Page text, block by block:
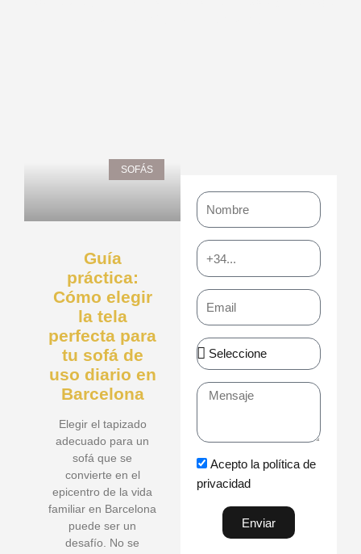
SOFÁS
Guía
práctica:
Cómo elegir
la tela
perfecta para
tu sofá de
uso diario en
Barcelona
Elegir el tapizado
adecuado para un
sofá que se
convierte en el
epicentro de la vida
familiar en Barcelona
puede ser un
desafío. No se
Nombre
Teléfono
Email
Asunto
Mensaje
Acepto la política de
privacidad
Enviar